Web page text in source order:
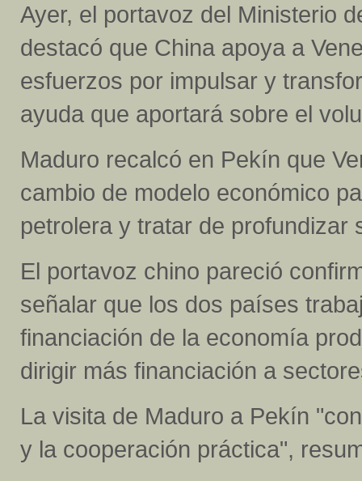
Ayer, el portavoz del Ministerio
destacó que China apoya a
esfuerzos por impulsar y
ayuda que aportará sobre el
Maduro recalcó en Pekín que
cambio de modelo económico
petrolera y tratar de profundizar
El portavoz chino pareció
señalar que los dos países
financiación de la economía
dirigir más financiación a
La visita de Maduro a Pekín
y la cooperación práctica",